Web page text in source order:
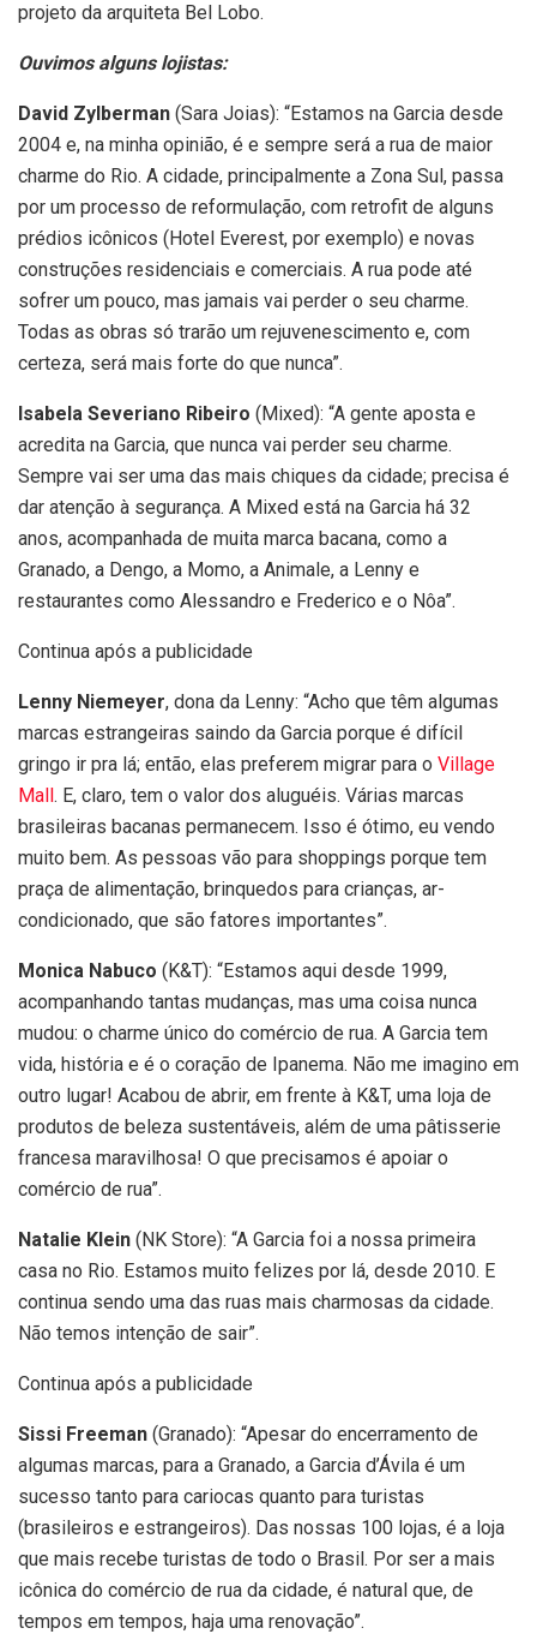
projeto da arquiteta Bel Lobo.
Ouvimos alguns lojistas:
David Zylberman (Sara Joias): “Estamos na Garcia desde
2004 e, na minha opinião, é e sempre será a rua de maior
charme do Rio. A cidade, principalmente a Zona Sul, passa
por um processo de reformulação, com retrofit de alguns
prédios icônicos (Hotel Everest, por exemplo) e novas
construções residenciais e comerciais. A rua pode até
sofrer um pouco, mas jamais vai perder o seu charme.
Todas as obras só trarão um rejuvenescimento e, com
certeza, será mais forte do que nunca”.
Isabela Severiano Ribeiro (Mixed): “A gente aposta e
acredita na Garcia, que nunca vai perder seu charme.
Sempre vai ser uma das mais chiques da cidade; precisa é
dar atenção à segurança. A Mixed está na Garcia há 32
anos, acompanhada de muita marca bacana, como a
Granado, a Dengo, a Momo, a Animale, a Lenny e
restaurantes como Alessandro e Frederico e o Nôa”.
Continua após a publicidade
Lenny Niemeyer, dona da Lenny: “Acho que têm algumas
marcas estrangeiras saindo da Garcia porque é difícil
gringo ir pra lá; então, elas preferem migrar para o Village
Mall . E, claro, tem o valor dos aluguéis. Várias marcas
brasileiras bacanas permanecem. Isso é ótimo, eu vendo
muito bem. As pessoas vão para shoppings porque tem
praça de alimentação, brinquedos para crianças, ar-
condicionado, que são fatores importantes”.
Monica Nabuco (K&T): “Estamos aqui desde 1999,
acompanhando tantas mudanças, mas uma coisa nunca
mudou: o charme único do comércio de rua. A Garcia tem
vida, história e é o coração de Ipanema. Não me imagino em
outro lugar! Acabou de abrir, em frente à K&T, uma loja de
produtos de beleza sustentáveis, além de uma pâtisserie
francesa maravilhosa! O que precisamos é apoiar o
comércio de rua”.
Natalie Klein (NK Store): “A Garcia foi a nossa primeira
casa no Rio. Estamos muito felizes por lá, desde 2010. E
continua sendo uma das ruas mais charmosas da cidade.
Não temos intenção de sair”.
Continua após a publicidade
Sissi Freeman (Granado): “Apesar do encerramento de
algumas marcas, para a Granado, a Garcia d’Ávila é um
sucesso tanto para cariocas quanto para turistas
(brasileiros e estrangeiros). Das nossas 100 lojas, é a loja
que mais recebe turistas de todo o Brasil. Por ser a mais
icônica do comércio de rua da cidade, é natural que, de
tempos em tempos, haja uma renovação”.